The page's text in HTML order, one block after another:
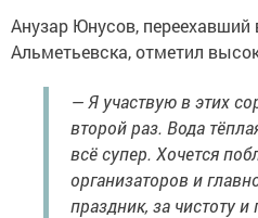
Анузар Юнусов, переехавший
Альметьевска, отметил
— Я участвую в этих
второй раз. Вода
всё супер. Хочется
организаторов и
праздник, за чистоту и